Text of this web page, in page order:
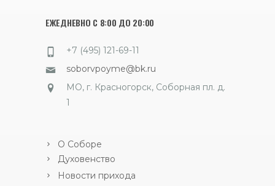
ЕЖЕДНЕВНО С 8:00 ДО 20:00
+7 (495) 121-69-11
soborvpoyme@bk.ru
МО, г. Красногорск, Соборная пл. д.
1
О Соборе
Духовенство
Новости прихода